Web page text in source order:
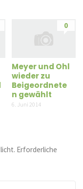
0
Meyer und Ohl
wieder zu
Beigeordnete
n gewählt
6. Juni 2014
Erforderliche